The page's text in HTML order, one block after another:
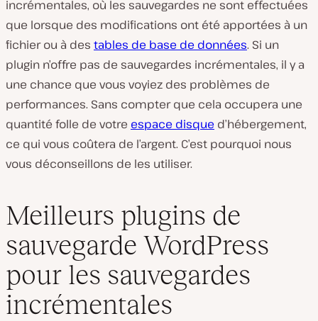
incrémentales, où les sauvegardes ne sont effectuées
que lorsque des modifications ont été apportées à un
fichier ou à des tables de base de données. Si un
plugin n’offre pas de sauvegardes incrémentales, il y a
une chance que vous voyiez des problèmes de
performances. Sans compter que cela occupera une
quantité folle de votre espace disque d’hébergement,
ce qui vous coûtera de l’argent. C’est pourquoi nous
vous déconseillons de les utiliser.
Meilleurs plugins de
sauvegarde WordPress
pour les sauvegardes
incrémentales